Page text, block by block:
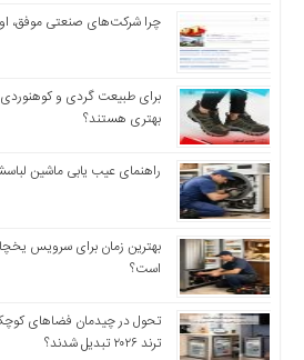
اخبار
جدید
حوادث
اخبار
سیاسی
اخبار
فرهنگی
اخبار
سایت
نمونه
چرا شرکت‌های صنعتی موفق،
برای طبیعت گردی و
بهتری هستند؟
راهنمای عیب یابی ماشین
بهترین زمان برای سرویس
است؟
تحول در چیدمان فضاهای
ترند ۲۰۲۶ تبدیل شدند؟